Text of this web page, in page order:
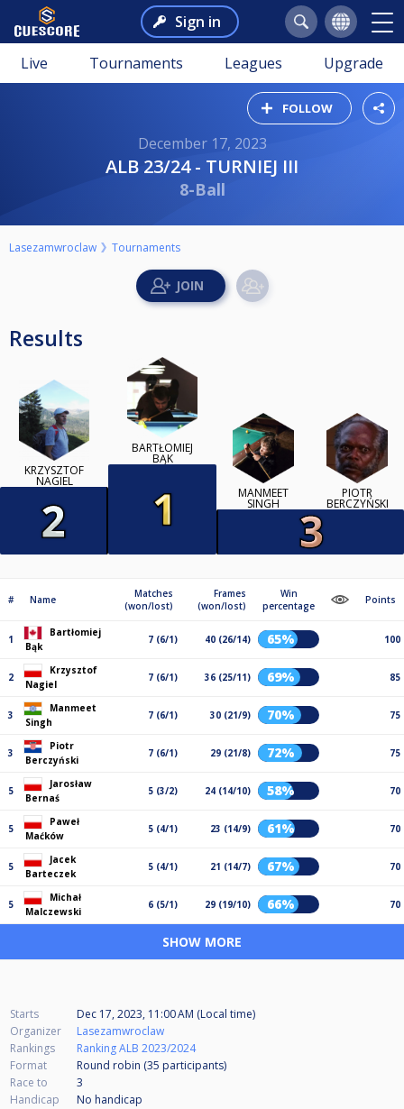
Sign in
Live Tournaments Leagues Upgrade
FOLLOW
December 17, 2023
ALB 23/24 - TURNIEJ III
8-Ball
Lasezamwroclaw Tournaments
Results
KRZYSZTOF
NAGIEL
BARTŁOMIEJ
BĄK
MANMEET
SINGH
PIOTR
BERCZYŃSKI
# Name
Matches
(won/lost)
Frames
(won/lost)
Win
percentage
Points
1
Bartłomiej
Bąk
7 (6/1) 40 (26/14) 65% 100
2
Krzysztof
Nagiel
7 (6/1) 36 (25/11) 69% 85
3
Manmeet
Singh
7 (6/1) 30 (21/9) 70% 75
3
Piotr
Berczyński
7 (6/1) 29 (21/8) 72% 75
5
Jarosław
Bernaś
5 (3/2) 24 (14/10) 58% 70
5
Paweł
Maćków
5 (4/1) 23 (14/9) 61% 70
5
Jacek
Barteczek
5 (4/1) 21 (14/7) 67% 70
5
Michał
Malczewski
6 (5/1) 29 (19/10) 66% 70
SHOW MORE
Starts
Dec 17, 2023, 11:00 AM (Local time)
Organizer
Lasezamwroclaw
Rankings
Ranking ALB 2023/2024
Format
Round robin (35 participants)
Race to
3
Handicap
No handicap